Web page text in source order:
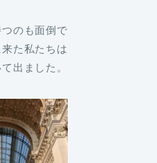
のも面倒で
た私たちは
出ました。